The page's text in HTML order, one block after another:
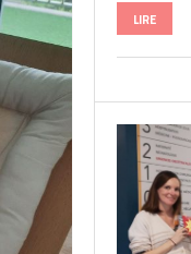
LIRE